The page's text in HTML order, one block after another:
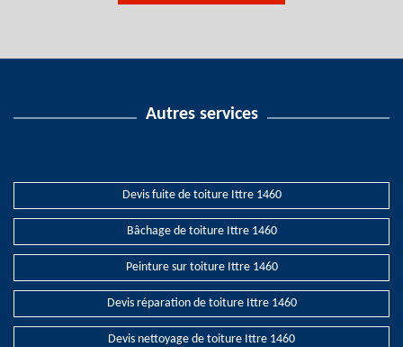
Autres services
Devis fuite de toiture Ittre 1460
Bâchage de toiture Ittre 1460
Peinture sur toiture Ittre 1460
Devis réparation de toiture Ittre 1460
Devis nettoyage de toiture Ittre 1460